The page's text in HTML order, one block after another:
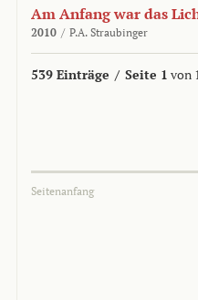
Am Anfang war das
2010 / P.A. Straubinger
539 Einträge / Seite 1 von
Seitenanfang